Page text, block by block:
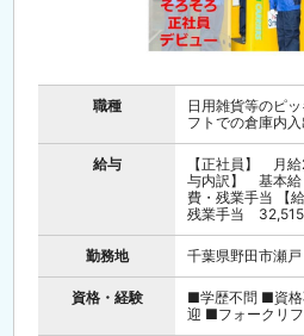
職種
日用雑貨等のピ
フトでの倉庫内
給与
【正社員】 月
与内訳】 基本給
費・残業手当
残業手当 32,515
勤務地 千葉県野田市瀬戸
資格・経験
■学歴不問 ■資格
迎 ■フォークリ